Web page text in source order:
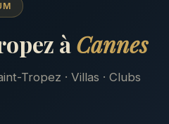
àCannes
Tropez · Villas · Clubs